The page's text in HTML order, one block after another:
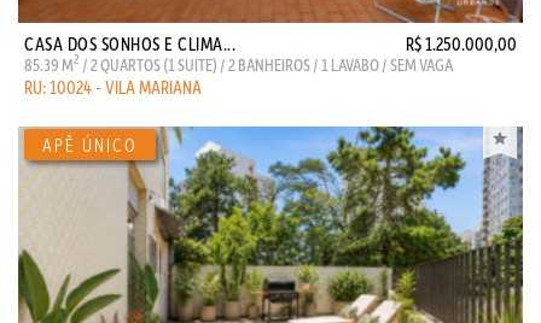
CASA DOS SONHOS E CLIMA... R$ 1.250.000,00
85.39 M2 / 2 QUARTOS (1 SUITE) / 2 BANHEIROS / 1 LAVABO / SEM VAGA
RU: 10024 - VILA MARIANA